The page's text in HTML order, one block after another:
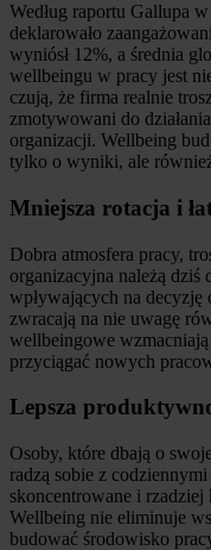
Według raportu Gallupa
deklarowało
wyniósł 12%, a średnia
wellbeingu w pracy jest
czują, że firma realnie
zmotywowani do
organizacji. Wellbeing
tylko o wyniki, ale
Mniejsza rotacja i
Dobra atmosfera pracy,
organizacyjna należą
wpływających na
zwracają na nie uwagę
wellbeingowe
przyciągać nowych
Lepsza
Osoby, które dbają o
radzą sobie z
skoncentrowane i
Wellbeing nie eliminuje
budować środowisko